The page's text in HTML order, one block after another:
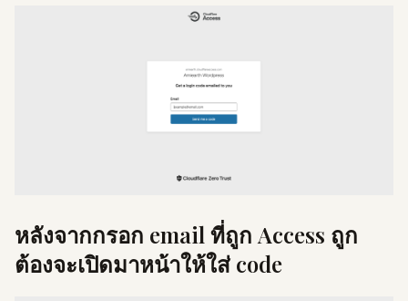
หลังจากกรอก email ที่ถูก Access ถูก
ต้องจะเปิดมาหน้าให้ใส่ code